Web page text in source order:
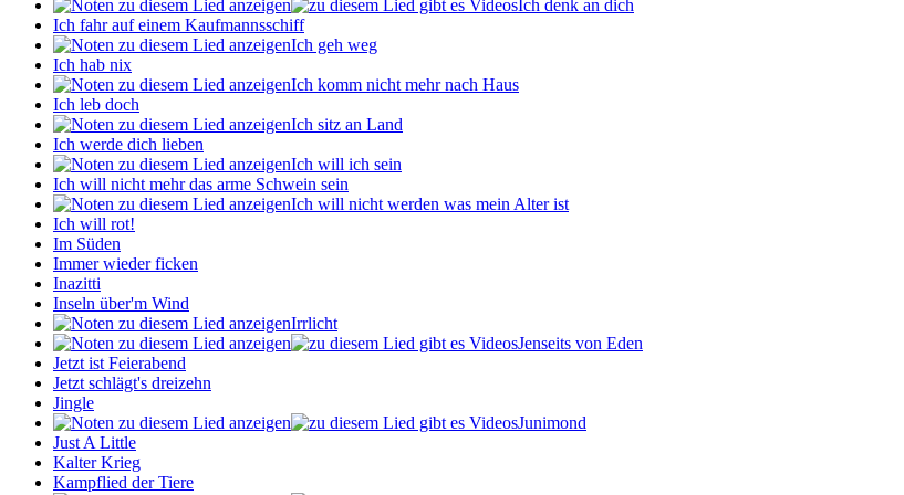
Ich denk an dich
Ich fahr auf einem Kaufmannsschiff
Ich geh weg
Ich hab nix
Ich komm nicht mehr nach Haus
Ich leb doch
Ich sitz an Land
Ich werde dich lieben
Ich will ich sein
Ich will nicht mehr das arme Schwein sein
Ich will nicht werden was mein Alter ist
Ich will rot!
Im Süden
Immer wieder ficken
Inazitti
Inseln über'm Wind
Irrlicht
Jenseits von Eden
Jetzt ist Feierabend
Jetzt schlägt's dreizehn
Jingle
Junimond
Just A Little
Kalter Krieg
Kampflied der Tiere